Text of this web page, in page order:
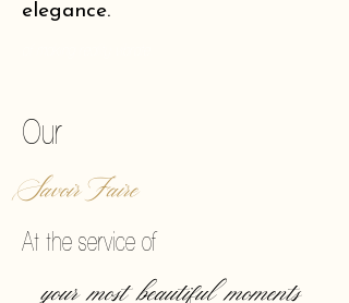
elegance.
Our
Savoir Faire
At the service of
your most beautiful moments